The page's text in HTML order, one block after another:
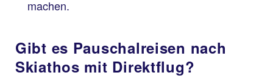
machen.
Gibt es Pauschalreisen nach
Skiathos mit Direktflug?